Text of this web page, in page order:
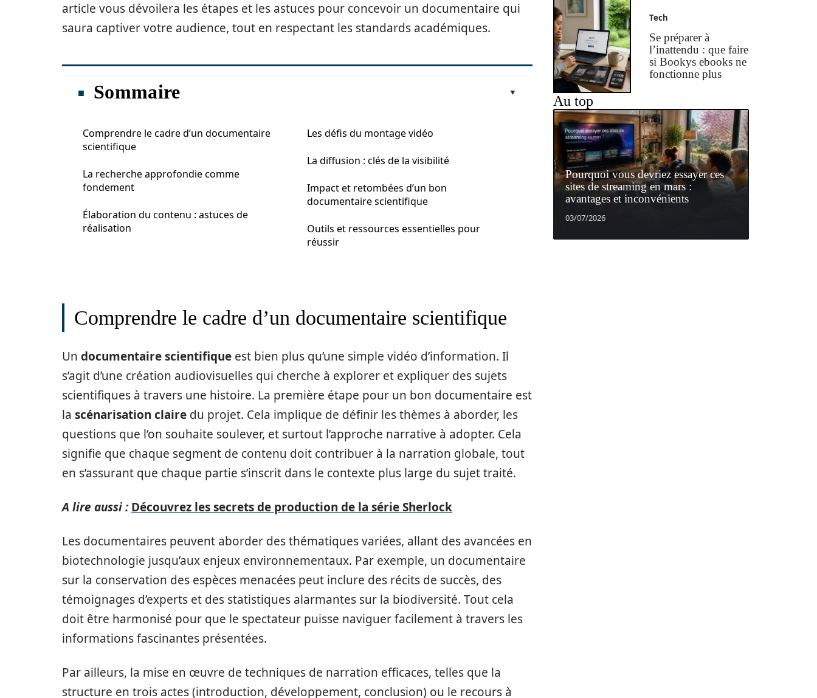
article vous dévoilera les étapes et les astuces pour concevoir un documentaire qui
saura captiver votre audience, tout en respectant les standards académiques.
Sommaire
Comprendre le cadre d’un documentaire
scientifique
La recherche approfondie comme
fondement
Élaboration du contenu : astuces de
réalisation
Les défis du montage vidéo
La diffusion : clés de la visibilité
Impact et retombées d’un bon
documentaire scientifique
Outils et ressources essentielles pour
réussir
Comprendre le cadre d’un documentaire scientifique
Un documentaire scientifique est bien plus qu’une simple vidéo d’information. Il
s’agit d’une création audiovisuelles qui cherche à explorer et expliquer des sujets
scientifiques à travers une histoire. La première étape pour un bon documentaire est
la scénarisation claire du projet. Cela implique de définir les thèmes à aborder, les
questions que l’on souhaite soulever, et surtout l’approche narrative à adopter. Cela
signifie que chaque segment de contenu doit contribuer à la narration globale, tout
en s’assurant que chaque partie s’inscrit dans le contexte plus large du sujet traité.
A lire aussi : Découvrez les secrets de production de la série Sherlock
Les documentaires peuvent aborder des thématiques variées, allant des avancées en
biotechnologie jusqu’aux enjeux environnementaux. Par exemple, un documentaire
sur la conservation des espèces menacées peut inclure des récits de succès, des
témoignages d’experts et des statistiques alarmantes sur la biodiversité. Tout cela
doit être harmonisé pour que le spectateur puisse naviguer facilement à travers les
informations fascinantes présentées.
Par ailleurs, la mise en œuvre de techniques de narration efficaces, telles que la
structure en trois actes (introduction, développement, conclusion) ou le recours à
Tech
Se préparer à
l’inattendu : que faire
si Bookys ebooks ne
fonctionne plus
Au top
Pourquoi vous devriez essayer ces
sites de streaming en mars :
avantages et inconvénients
03/07/2026